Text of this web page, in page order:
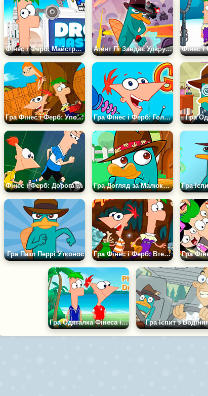
Фінес і Ферб: Майстри Роботів Агент Пі Завдає Удару у Відповідь
Гра Фінес і Ферб: Упорядкувати Плитки Гра Фінес і Ферб: Гольф Гра
Фінес і Ферб: Дорога до Бразилії Гра Догляд за Малюком Перрі
Гра Пазл Перрі Утконос Гра Фінес і Ферб: Втеча з Міста Кротів
Гра Одягалка Фінеса і Ферба Гра Іспит з